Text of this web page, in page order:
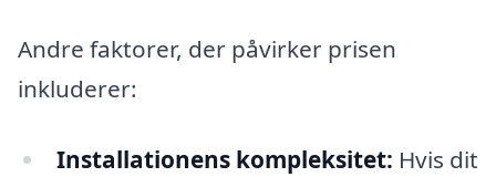
Andre faktorer, der påvirker prisen
inkluderer:
Installationens kompleksitet: Hvis dit